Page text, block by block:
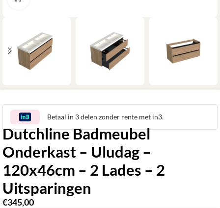
Betaal in 3 delen zonder rente met in3.
Dutchline Badmeubel
Onderkast – Uludag –
120x46cm – 2 Lades – 2
Uitsparingen
€345,00